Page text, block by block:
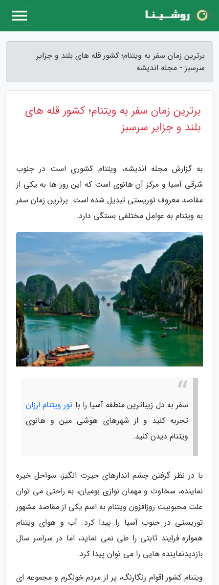
برترین زمان سفر به ویتنام؛ کشور قله های بلند و جزایر
سرسبز - مجله اندیشه
برترین زمان سفر به ویتنام؛ کشور قله های
بلند و جزایر سرسبز
به گزارش مجله اندیشه، ویتنام کشوری است در جنوب
شرقی آسیا و مرکز آن هانوی است که این روز ها به یکی از
مقاصد معروف توریستی تبدیل شده است. برترین زمان سفر
به ویتنام به عوامل مختلفی بستگی دارد.
سفر به دل زیباترین منطقه آسیا را با تور ویتنام ارزان
تجربه کنید و از شهرهای هوشی مین و هانوی
ویتنام دیدن کنید.
با در نظر گرفتن چشم اندازهای حیرت انگیز، سواحل خیره
نماینده، سخاوت و مهمان نوازی بومیان، به راحتی می توان
علت محبوبیت روزافزون ویتنام به اسم یکی از مقاصد مشهور
توریستی در جنوب آسیا را پیدا کرد. آب و هوای ویتنام
همواره فرایند ثابتی را طی نمی نماید، اما در سراسر سال
بازدیدنماینده هایی را می توان پیدا کرد.
ویتنام کشور اقوام رنگارنگ، پر از مردم خونگرم و مجموعه ای